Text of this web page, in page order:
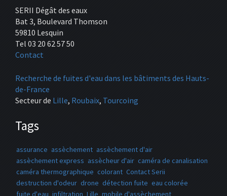
SERII Dégât des eaux
Bat 3, Boulevard Thomson
59810 Lesquin
Tel 03 20 62 57 50
Contact
Recherche de fuites d'eau dans les bâtiments des Hauts-
de-France
Secteur de Lille, Roubaix, Tourcoing
Tags
assurance assèchement assèchement d'air
assèchement express assècheur d'air caméra de canalisation
caméra thermographique colorant Contact Serii
destruction d'odeur drone détection fuite eau colorée
fuite d'eau infiltration Lille mobile d'assèchement